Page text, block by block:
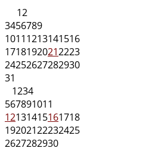
12
3456789
10111213141516
17181920212223
24252627282930
31
1234
567891011
12131415161718
19202122232425
2627282930